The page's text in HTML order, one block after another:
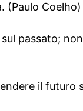
(Paulo Coelho)
passato;
il futuro